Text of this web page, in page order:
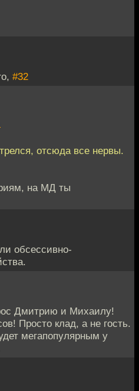
#32
отсюда все нервы.
на МД ты
обсессивно-
Дмитрию и Михаилу!
Просто клад, а не гость.
мегапопулярным у